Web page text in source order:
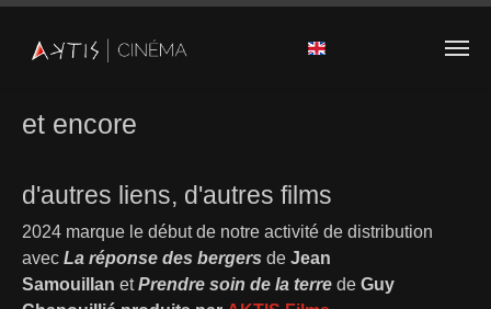
et encore
d'autres liens, d'autres films
2024 marque le début de notre activité de distribution
avec La réponse des bergers de Jean
Samouillan etPrendre soin de la terre de Guy